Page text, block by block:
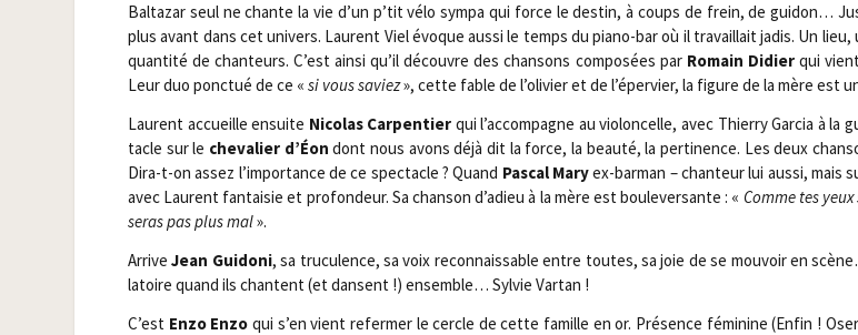
Bal­ta­zar seul ne chante la vie d’un p’tit vélo sym­pa qui force le des­tin, à coups de frein, de gui­don…
plus avant dans cet uni­vers. Laurent Viel évoque aus­si le temps du pia­no-bar où il tra­vaillait jadis. Un
quan­ti­té de chan­teurs. C’est ain­si qu’il découvre des chan­sons com­po­sées par Romain Didier qui
Leur duo ponc­tué de ce « si vous saviez», cette fable de l’olivier et de l’épervier, la figure de la mère est
Laurent accueille ensuite Nico­las Car­pen­tier qui l’accompagne au vio­lon­celle, avec Thier­ry Gar­cia à
tacle sur le che­va­lier d’Éon dont nous avons déjà dit la force, la beau­té, la per­ti­nence. Les deux
Dira-t-on assez l’importance de ce spec­tacle ? Quand Pas­cal Maryex-bar­man – chan­teur lui aus­si, mais
avec Laurent fan­tai­sie et pro­fon­deur. Sa chan­son d’adieu à la mère est bou­le­ver­sante : « Comme tes
seras pas plus mal».
ArriveJean Gui­do­ni, sa tru­cu­lence, sa voix recon­nais­sable entre toutes, sa joie de se mou­voir en
la­toire quand ils chantent (et dansent !) ensemble… Syl­vie Vartan !
C’est Enzo Enzo qui s’en vient refer­mer le cercle de cette famille en or. Pré­sence fémi­nine (Enfin !